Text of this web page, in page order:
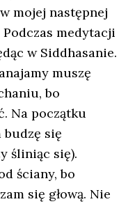
mojej następnej
medytacji
w Siddhasanie.
muszę
bo
Na początku
budzę się
śliniąc się).
ściany, bo
się głową. Nie